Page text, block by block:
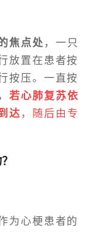
焦点处 ，一只
放置在患者按
按压。一直按
若心肺复苏依
达 ，随后由专
为心梗患者的